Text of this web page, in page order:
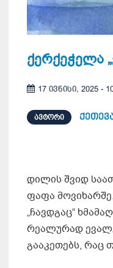
ქერქეჭელა
17 ივნისი, 2025 -
ᲐᲕᲢᲝᲠᲘ
დილის შვიდ
ფაფა
„ჩავდგაც“
რეალურად
გააკეთებს, რაც